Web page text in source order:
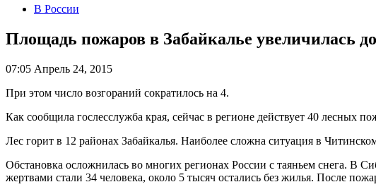
В России
Площадь пожаров в Забайкалье увеличилась
07:05 Апрель 24, 2015
При этом число возгораний сократилось на 4.
Как сообщила гослесслужба края, сейчас в регионе действует 40 лесных
Лес горит в 12 районах Забайкалья. Наиболее сложна ситуация в
Обстановка осложнилась во многих регионах России с таяньем снега. В
жертвами стали 34 человека, около 5 тысяч остались без жилья. После